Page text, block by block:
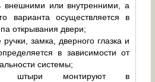
внешними или внутренними, а
варианта осуществляется в
открывания двери;
замка, дверного глазка и
в зависимости от
системы;
штыри монтируют в